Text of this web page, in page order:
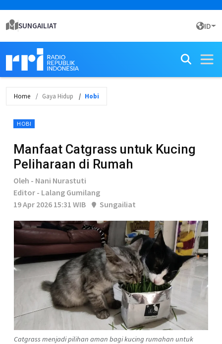
SUNGAILIAT ID
Home Gaya Hidup Hobi
HOBI
Manfaat Catgrass untuk Kucing
Peliharaan di Rumah
Oleh - Nani Nurastuti
Editor - Lalang Gumilang
19 Apr 2026 15:31 WIB
Sungailiat
Catgrass menjadi pilihan aman bagi kucing rumahan untuk